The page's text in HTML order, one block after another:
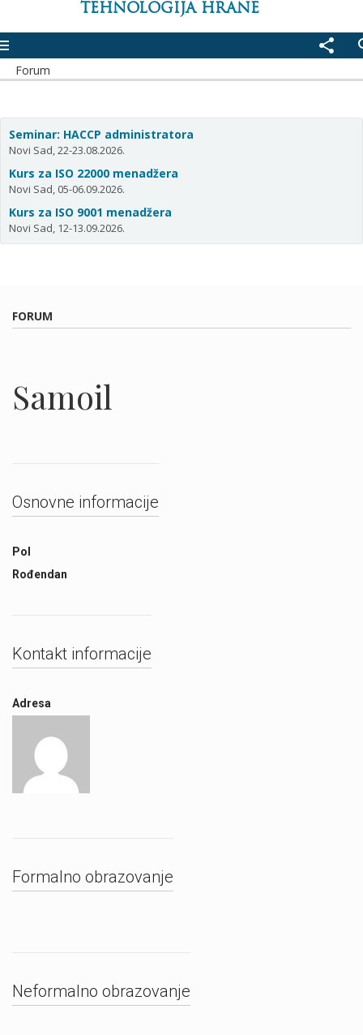
TEHNOLOGIJA HRANE
share
Forum
Seminar: HACCP administratora
Novi Sad, 22-23.08.2026.
Kurs za ISO 22000 menadžera
Novi Sad, 05-06.09.2026.
Kurs za ISO 9001 menadžera
Novi Sad, 12-13.09.2026.
FORUM
Samoil
Osnovne informacije
Pol
Rođendan
Kontakt informacije
Adresa
Formalno obrazovanje
Neformalno obrazovanje